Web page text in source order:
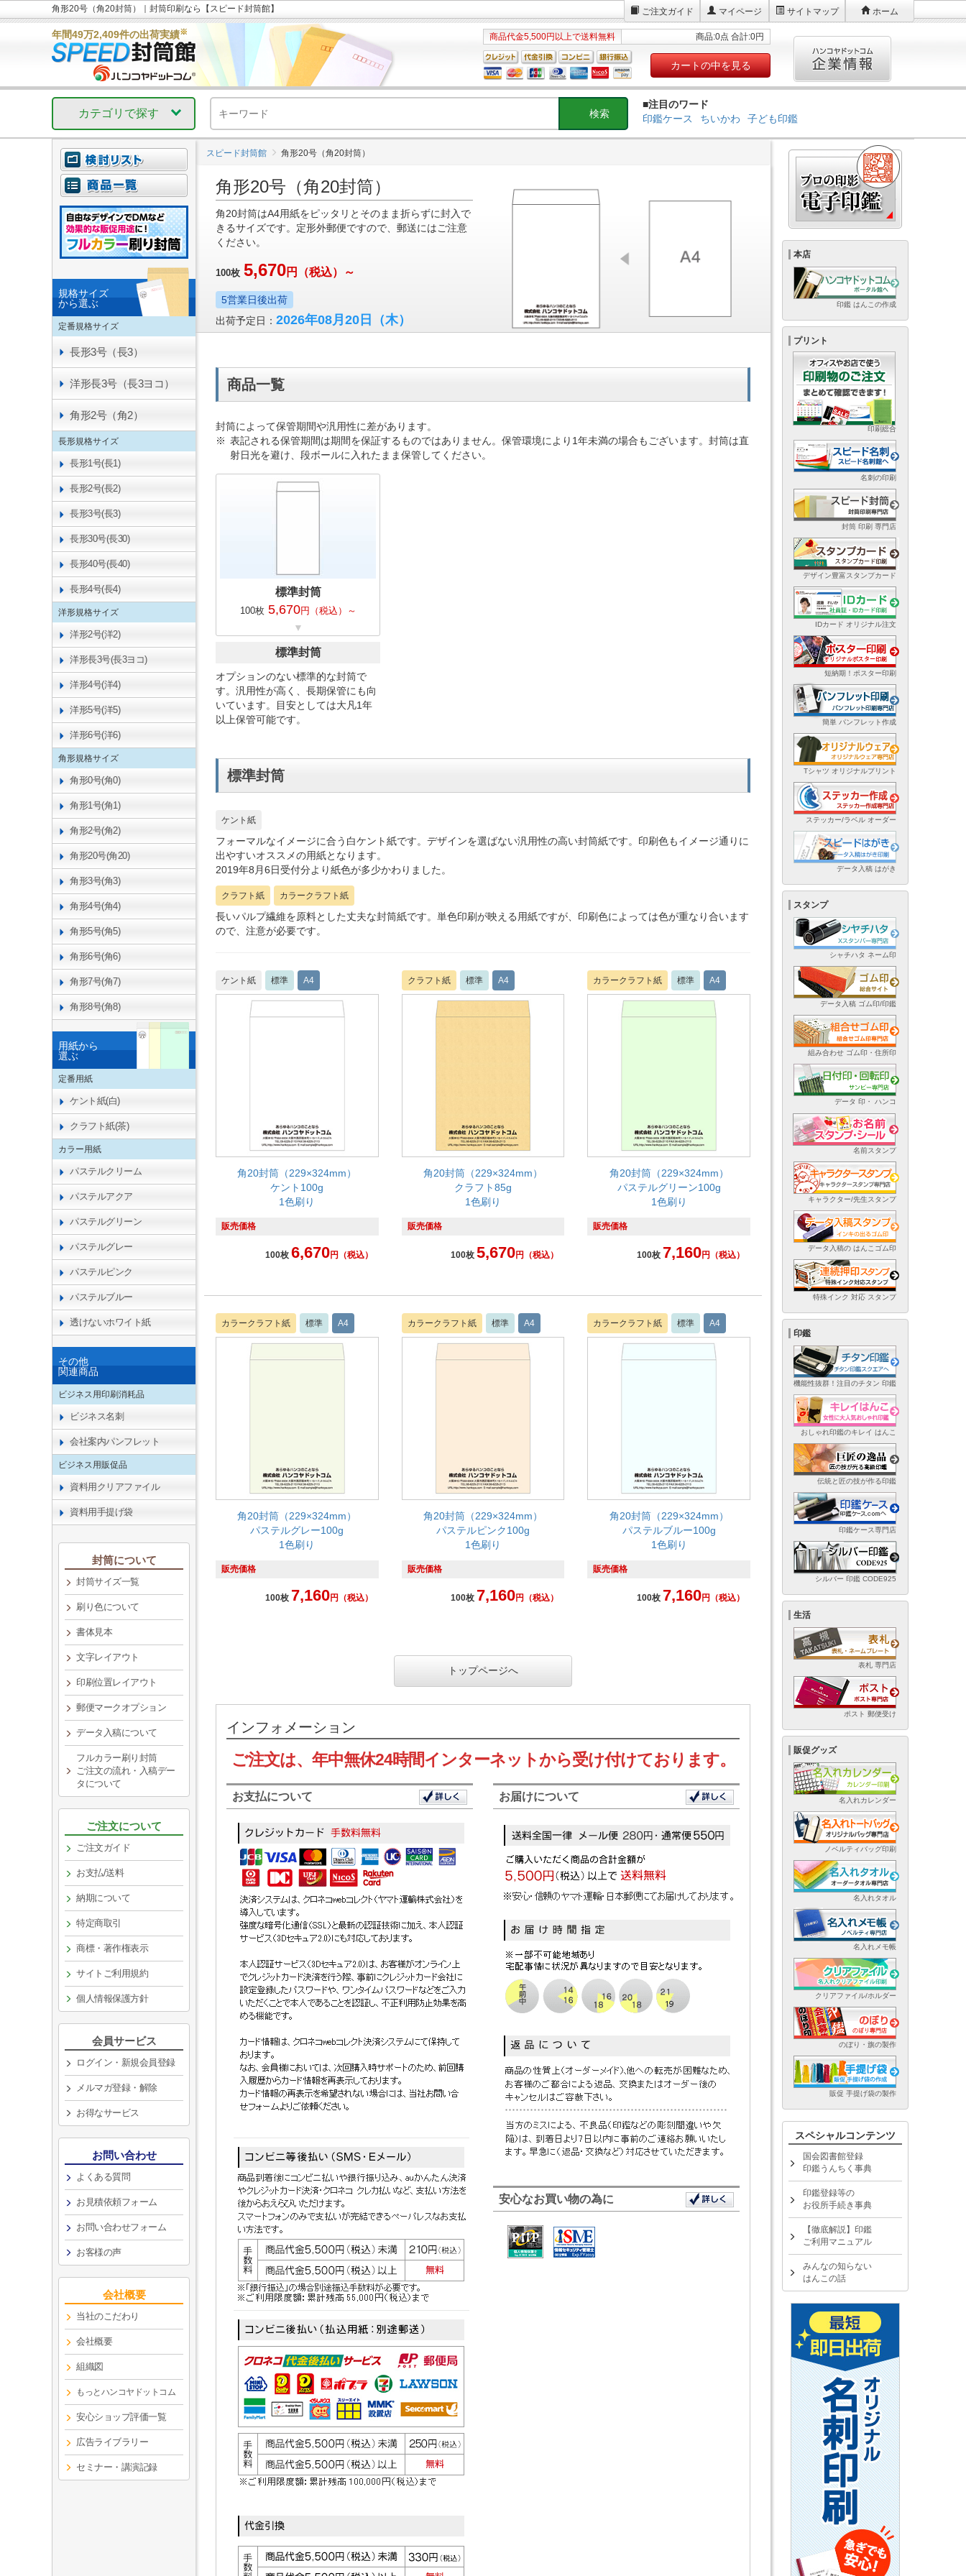
角形20号（角20封筒）｜封筒印刷なら【スピード封筒館】 ご注文ガイド マイページ サイトマップ ホーム
年間49万2,409件の出荷実績※
商品代金5,500円以上で送料無料 商品:0点 合計:0円
カートの中を見る
カテゴリで探す
■注目のワード
印鑑ケース
ちいかわ 子ども印鑑
スピード封筒館 角形20号（角20封筒）
角形20号（角20封筒）
角20封筒はA4用紙をピッタリとそのまま折らずに封入で
きるサイズです。定形外郵便ですので、郵送にはご注意
ください。
100枚 5,670円 （税込）～
5営業日後出荷
出荷予定日： 2026年08月20日 （木）
商品一覧
封筒によって保管期間や汎用性に差があります。
表記される保管期間は期間を保証するものではありません。保管環境により1年未満の場合もございます。封筒は直
射日光を避け、段ボールに入れたまま保管してください。
標準封筒
100枚 5,670円 （税込）～
標準封筒
オプションのない標準的な封筒で
す。汎用性が高く、長期保管にも向
いています。目安としては大凡1年
以上保管可能です。
標準封筒
ケント紙
フォーマルなイメージに合う白ケント紙です。デザインを選ばない汎用性の高い封筒紙です。印刷色もイメージ通りに
出やすいオススメの用紙となります。
2019年8月6日受付分より紙色が多少かわりました。
クラフト紙 カラークラフト紙
長いパルプ繊維を原料とした丈夫な封筒紙です。単色印刷が映える用紙ですが、印刷色によっては色が重なり合います
ので、注意が必要です。
ケント紙 標準 A4
角20封筒（229×324mm）
ケント100g
1色刷り
販売価格
100枚 6,670円 （税込）
クラフト紙 標準 A4
角20封筒（229×324mm）
クラフト85g
1色刷り
販売価格
100枚5,670円 （税込）
カラークラフト紙 標準 A4
角20封筒（229×324mm）
パステルグリーン100g
1色刷り
販売価格
100枚 7,160円 （税込）
カラークラフト紙 標準 A4
角20封筒（229×324mm）
パステルグレー100g
1色刷り
販売価格
100枚 7,160円 （税込）
カラークラフト紙 標準 A4
角20封筒（229×324mm）
パステルピンク100g
1色刷り
販売価格
100枚 7,160円 （税込）
カラークラフト紙 標準 A4
角20封筒（229×324mm）
パステルブルー100g
1色刷り
販売価格
100枚 7,160円 （税込）
トップページへ
インフォメーション
ご注文は、年中無休24時間インターネットから受け付けております。
お支払について お届けについて
安心なお買い物の為に
規格サイズ
から選ぶ
定番規格サイズ
長形3号（長3）
洋形長3号（長3ヨコ）
角形2号（角2）
長形規格サイズ
長形1号(長1)
長形2号(長2)
長形3号(長3)
長形30号(長30)
長形40号(長40)
長形4号(長4)
洋形規格サイズ
洋形2号(洋2)
洋形長3号(長3ヨコ)
洋形4号(洋4)
洋形5号(洋5)
洋形6号(洋6)
角形規格サイズ
角形0号(角0)
角形1号(角1)
角形2号(角2)
角形20号(角20)
角形3号(角3)
角形4号(角4)
角形5号(角5)
角形6号(角6)
角形7号(角7)
角形8号(角8)
用紙から
選ぶ
定番用紙
ケント紙(白)
クラフト紙(茶)
カラー用紙
パステルクリーム
パステルアクア
パステルグリーン
パステルグレー
パステルピンク
パステルブルー
透けないホワイト紙
その他
関連商品
ビジネス用印刷消耗品
ビジネス名刺
会社案内パンフレット
ビジネス用販促品
資料用クリアファイル
資料用手提げ袋
封筒について
封筒サイズ一覧
刷り色について
書体見本
文字レイアウト
印刷位置レイアウト
郵便マークオプション
データ入稿について
フルカラー刷り封筒
ご注文の流れ・入稿デー
タについて
ご注文について
ご注文ガイド
お支払/送料
納期について
特定商取引
商標・著作権表示
サイトご利用規約
個人情報保護方針
会員サービス
ログイン・新規会員登録
メルマガ登録・解除
お得なサービス
お問い合わせ
よくある質問
お見積依頼フォーム
お問い合わせフォーム
お客様の声
会社概要
当社のこだわり
会社概要
組織図
もっとハンコヤドットコム
安心ショップ評価一覧
広告ライブラリー
セミナー・講演記録
本店
印鑑 はんこの作成
プリント
印刷総合
名刺の印刷
封筒 印刷 専門店
デザイン豊富スタンプカード
IDカード オリジナル注文
短納期！ポスター印刷
簡単 パンフレット作成
Tシャツ オリジナルプリント
ステッカー/ラベル オーダー
データ入稿 はがき
スタンプ
シャチハタ ネーム印
データ入稿 ゴム印/印鑑
組み合わせ ゴム印・住所印
データ 印・ ハンコ
名前スタンプ
キャラクター/先生スタンプ
データ入稿の はんこゴム印
特殊インク 対応 スタンプ
印鑑
機能性抜群！注目のチタン 印鑑
おしゃれ印鑑のキレイ はんこ
伝統と匠の技が作る印鑑
印鑑ケース専門店
シルバー 印鑑 CODE925
生活
表札 専門店
ポスト 郵便受け
販促グッズ
名入れカレンダー
ノベルティバッグ印刷
名入れタオル
名入れメモ帳
クリアファイル/ホルダー
のぼり・旗の製作
販促 手提げ袋の製作
スペシャルコンテンツ
国会図書館登録
印鑑うんちく事典
印鑑登録等の
お役所手続き事典
【徹底解説】印鑑
ご利用マニュアル
みんなの知らない
はんこの話